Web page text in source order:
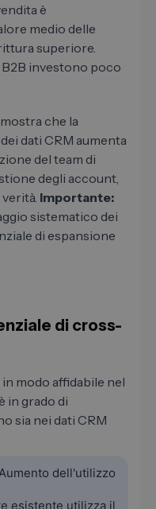
è
medio delle
superiore.
B2B investono poco
mostra che la
dati CRM aumenta
del team di
degli account,
Importante:
sistematico dei
di espansione
di cross-
modo affidabile nel
in grado di
sia nei dati CRM
dell'utilizzo
esistente utilizza il